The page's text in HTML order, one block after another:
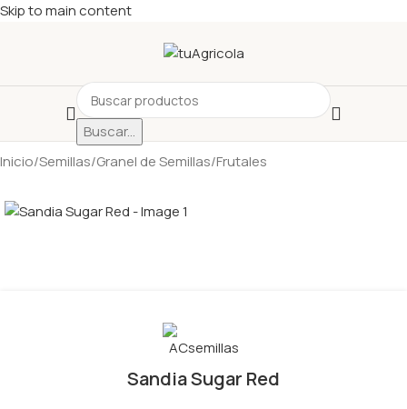
Skip to main content
Buscar...
Inicio/Semillas/Granel de Semillas/Frutales
Sandia Sugar Red